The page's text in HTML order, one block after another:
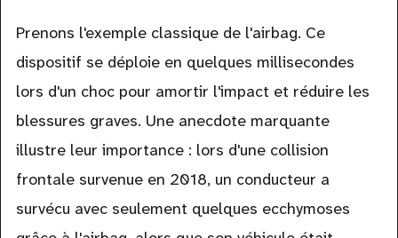
Prenons l'exemple classique de l'airbag. Ce
dispositif se déploie en quelques millisecondes
lors d'un choc pour amortir l'impact et réduire les
blessures graves. Une anecdote marquante
illustre leur importance : lors d'une collision
frontale survenue en 2018, un conducteur a
survécu avec seulement quelques ecchymoses